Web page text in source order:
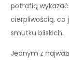
potrafią
cierpliwością, co
smutku bliskich.
Jednym z